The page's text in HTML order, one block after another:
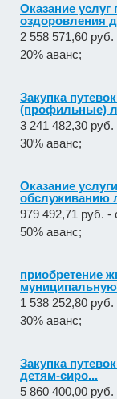
Оказание услуг
оздоровления
2 558 571,60
20% аванс;
Закупка
(профильные)
3 241 482,30
30% аванс;
Оказание
обслуживанию
979 492,71 руб.
50% аванс;
приобретение
1 538 252,80
30% аванс;
Закупка
детям-сиро...
5 860 400,00